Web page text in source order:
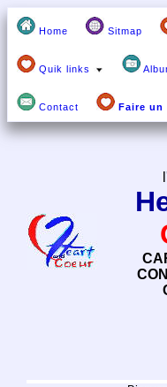
Home Sitmap
Quik links
Contact Faire un